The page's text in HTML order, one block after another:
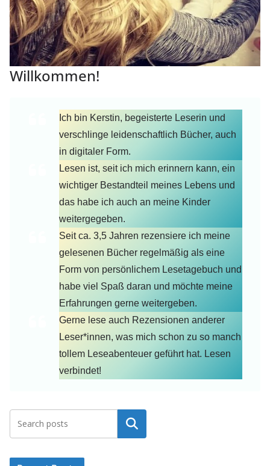
Willkommen!
Ich bin Kerstin, begeisterte Leserin und
verschlinge leidenschaftlich Bücher, auch
in digitaler Form.
Lesen ist, seit ich mich erinnern kann, ein
wichtiger Bestandteil meines Lebens und
das habe ich auch an meine Kinder
weitergegeben.
Seit ca. 3,5 Jahren rezensiere ich meine
gelesenen Bücher regelmäßig als eine
Form von persönlichem Lesetagebuch und
habe viel Spaß daran und möchte meine
Erfahrungen gerne weitergeben.
Gerne lese auch Rezensionen anderer
Leser*innen, was mich schon zu so manch
tollem Leseabenteuer geführt hat. Lesen
verbindet!
Suchen